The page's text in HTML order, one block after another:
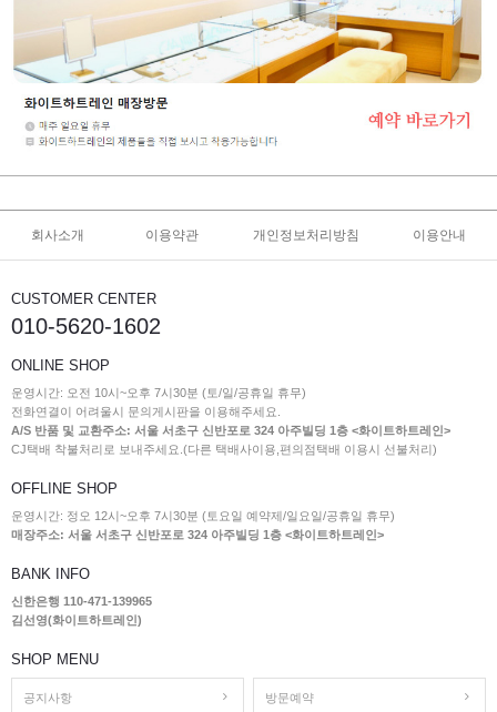
회사소개 이용약관 개인정보처리방침 이용안내
CUSTOMER CENTER
010-5620-1602
ONLINE SHOP
운영시간: 오전 10시~오후 7시30분 (토/일/공휴일 휴무)
전화연결이 어려울시 문의게시판을 이용해주세요.
A/S 반품 및 교환주소: 서울 서초구 신반포로 324 아주빌딩 1층 <화이트하트레인>
CJ택배 착불처리로 보내주세요.(다른 택배사이용,편의점택배 이용시 선불처리)
OFFLINE SHOP
운영시간: 정오 12시~오후 7시30분 (토요일 예약제/일요일/공휴일 휴무)
매장주소: 서울 서초구 신반포로 324 아주빌딩 1층 <화이트하트레인>
BANK INFO
신한은행 110-471-139965
김선영(화이트하트레인)
SHOP MENU
공지사항 방문예약